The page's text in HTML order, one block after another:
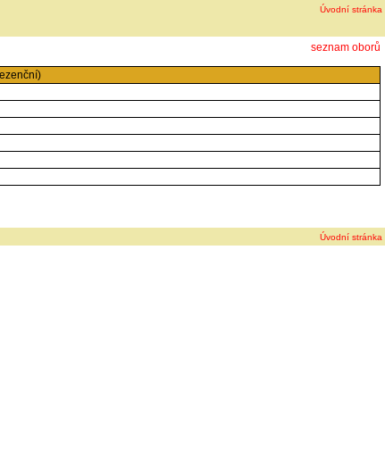
Úvodní stránka
seznam oborů
Úvodní stránka